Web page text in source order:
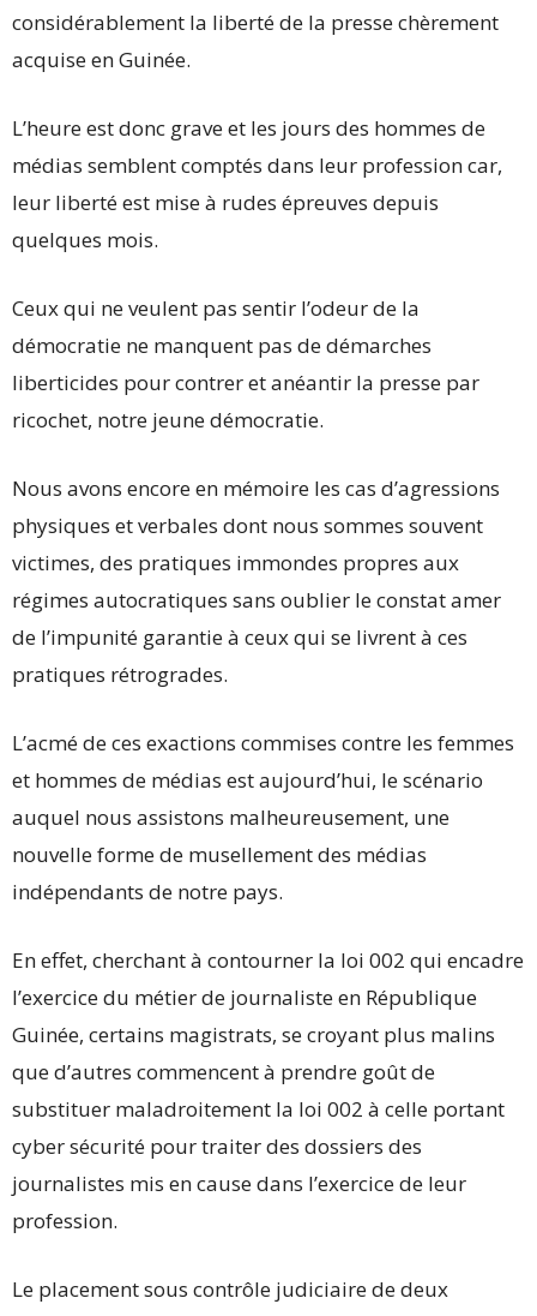
considérablement la liberté de la presse chèrement
acquise en Guinée.
L’heure est donc grave et les jours des hommes de
médias semblent comptés dans leur profession car,
leur liberté est mise à rudes épreuves depuis
quelques mois.
Ceux qui ne veulent pas sentir l’odeur de la
démocratie ne manquent pas de démarches
liberticides pour contrer et anéantir la presse par
ricochet, notre jeune démocratie.
Nous avons encore en mémoire les cas d’agressions
physiques et verbales dont nous sommes souvent
victimes, des pratiques immondes propres aux
régimes autocratiques sans oublier le constat amer
de l’impunité garantie à ceux qui se livrent à ces
pratiques rétrogrades.
L’acmé de ces exactions commises contre les femmes
et hommes de médias est aujourd’hui, le scénario
auquel nous assistons malheureusement, une
nouvelle forme de musellement des médias
indépendants de notre pays.
En effet, cherchant à contourner la loi 002 qui encadre
l’exercice du métier de journaliste en République
Guinée, certains magistrats, se croyant plus malins
que d’autres commencent à prendre goût de
substituer maladroitement la loi 002 à celle portant
cyber sécurité pour traiter des dossiers des
journalistes mis en cause dans l’exercice de leur
profession.
Le placement sous contrôle judiciaire de deux